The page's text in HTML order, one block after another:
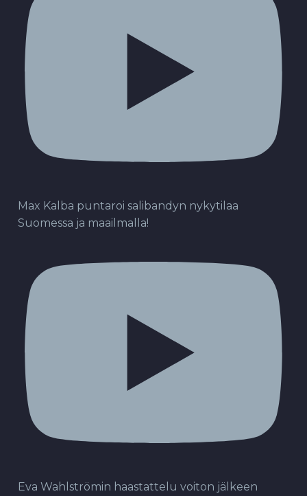
Max Kalba puntaroi salibandyn nykytilaa
Suomessa ja maailmalla!
Eva Wahlströmin haastattelu voiton jälkeen